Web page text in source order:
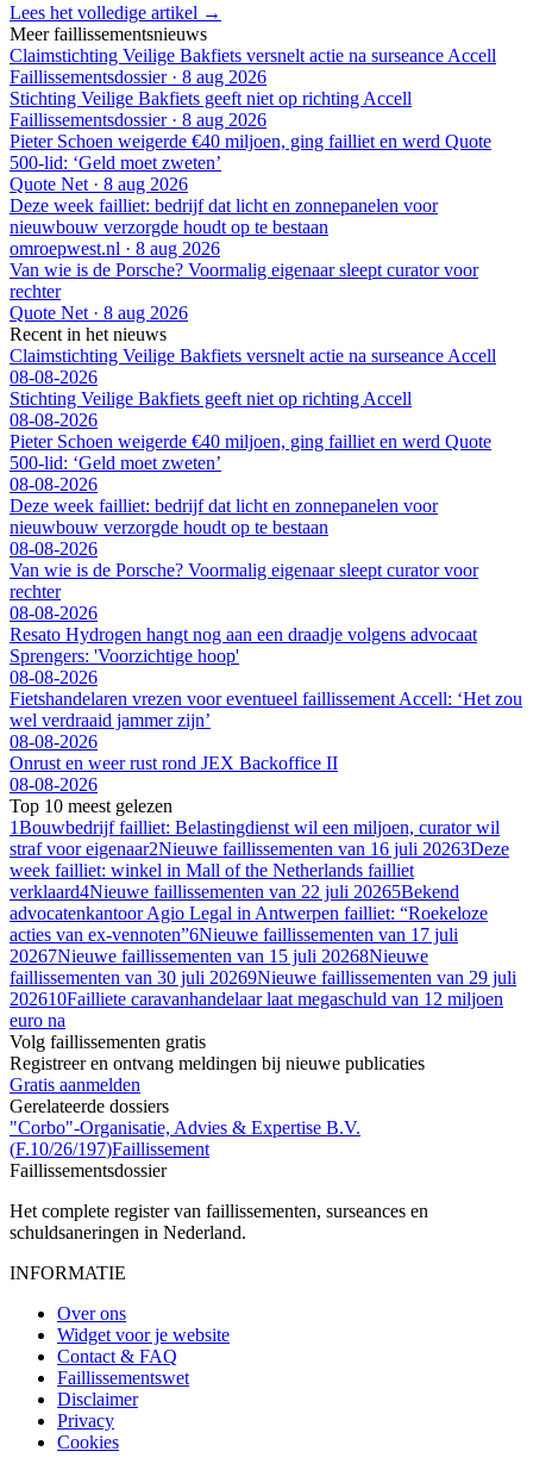
Lees het volledige artikel →
Meer faillissementsnieuws
Claimstichting Veilige Bakfiets versnelt actie na surseance Accell
Faillissementsdossier· 8 aug 2026
Stichting Veilige Bakfiets geeft niet op richting Accell
Faillissementsdossier· 8 aug 2026
Pieter Schoen weigerde €40 miljoen, ging failliet en werd Quote
500-lid: ‘Geld moet zweten’
Quote Net · 8 aug 2026
Deze week failliet: bedrijf dat licht en zonnepanelen voor
nieuwbouw verzorgde houdt op te bestaan
omroepwest.nl · 8 aug 2026
Van wie is de Porsche? Voormalig eigenaar sleept curator voor
rechter
Quote Net · 8 aug 2026
Recent in het nieuws
Claimstichting Veilige Bakfiets versnelt actie na surseance Accell
08-08-2026
Stichting Veilige Bakfiets geeft niet op richting Accell
08-08-2026
Pieter Schoen weigerde €40 miljoen, ging failliet en werd Quote
500-lid: ‘Geld moet zweten’
08-08-2026
Deze week failliet: bedrijf dat licht en zonnepanelen voor
nieuwbouw verzorgde houdt op te bestaan
08-08-2026
Van wie is de Porsche? Voormalig eigenaar sleept curator voor
rechter
08-08-2026
Resato Hydrogen hangt nog aan een draadje volgens advocaat
Sprengers: 'Voorzichtige hoop'
08-08-2026
Fietshandelaren vrezen voor eventueel faillissement Accell: ‘Het zou
wel verdraaid jammer zijn’
08-08-2026
Onrust en weer rust rond JEX Backoffice II
08-08-2026
Top 10 meest gelezen
1Bouwbedrijf failliet: Belastingdienst wil een miljoen, curator wil
straf voor eigenaar2Nieuwe faillissementen van 16 juli 20263Deze
week failliet: winkel in Mall of the Netherlands failliet
verklaard4Nieuwe faillissementen van 22 juli 20265Bekend
advocatenkantoor Agio Legal in Antwerpen failliet: “Roekeloze
acties van ex-vennoten”6Nieuwe faillissementen van 17 juli
20267Nieuwe faillissementen van 15 juli 20268Nieuwe
faillissementen van 30 juli 20269Nieuwe faillissementen van 29 juli
202610Failliete caravanhan­de­laar laat megaschuld van 12 miljoen
euro na
Volg faillissementen gratis
Registreer en ontvang meldingen bij nieuwe publicaties
Gratis aanmelden
Gerelateerde dossiers
"Corbo"-Organisatie, Advies & Expertise B.V.
(F.10/26/197)Faillissement
Faillissementsdossier
Het complete register van faillissementen, surseances en
schuldsaneringen in Nederland.
INFORMATIE
Over ons
Widget voor je website
Contact & FAQ
Faillissementswet
Disclaimer
Privacy
Cookies